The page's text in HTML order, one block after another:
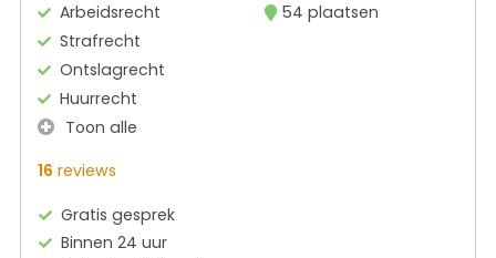
Arbeidsrecht
Strafrecht
Ontslagrecht
Huurrecht
Toon alle
54 plaatsen
16 reviews
Gratis gesprek
Binnen 24 uur